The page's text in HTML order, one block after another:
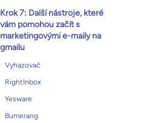
Krok 7: Další nástroje, které
vám pomohou začít s
marketingovými e-maily na
gmailu
Vyhazovač
RightInbox
Yesware
Bumerang